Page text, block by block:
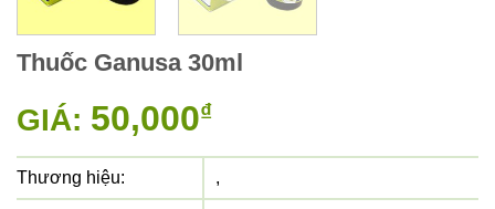
Thuốc Ganusa 30ml
GIÁ: 50,000₫
Thương hiệu: ,